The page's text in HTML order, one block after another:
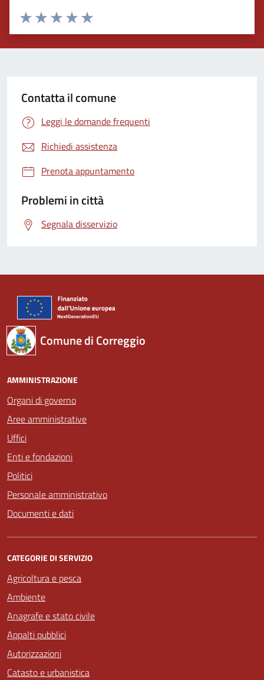
Valuta 5 stelle su 5
Valuta 4 stelle su 5
Valuta 3 stelle su 5
Valuta 2 stelle su 5
Valuta 1 stelle su 5
Contatta il comune
Leggi le domande frequenti
Richiedi assistenza
Prenota appuntamento
Problemi in città
Segnala disservizio
Comune di Correggio
AMMINISTRAZIONE
Organi di governo
Aree amministrative
Uffici
Enti e fondazioni
Politici
Personale amministrativo
Documenti e dati
CATEGORIE DI SERVIZIO
Agricoltura e pesca
Ambiente
Anagrafe e stato civile
Appalti pubblici
Autorizzazioni
Catasto e urbanistica